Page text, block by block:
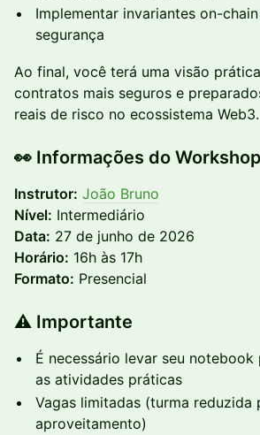
Implementar invariantes on-
segurança
Ao final, você terá uma visão
contratos mais seguros e
reais de risco no ecossistema Web3.
👀 Informações do Workshop
Instrutor: João Bruno
Nível: Intermediário
Data: 27 de junho de 2026
Horário: 16h às 17h
Formato: Presencial
⚠️ Importante
É necessário levar seu notebook
as atividades práticas
Vagas limitadas (turma reduzida
aproveitamento)